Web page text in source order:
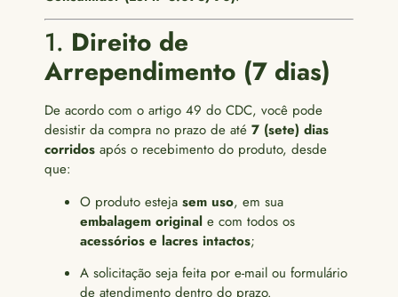
1. Direito de
Arrependimento (7 dias)
De acordo com o artigo 49 do CDC, você pode
desistir da compra no prazo de até 7 (sete) dias
corridos após o recebimento do produto, desde
que:
O produto esteja sem uso, em sua
embalagem original e com todos os
acessórios e lacres intactos;
A solicitação seja feita por e-mail ou formulário
de atendimento dentro do prazo.